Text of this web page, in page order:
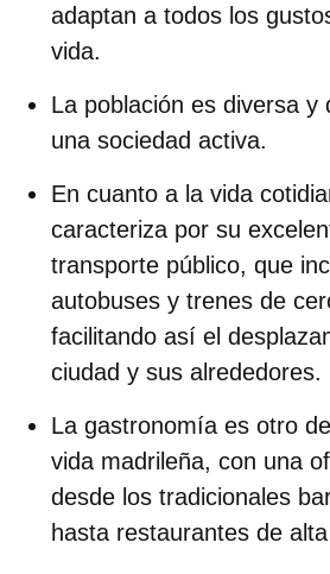
adaptan a todos los
vida.
La población es diversa y
una sociedad activa.
En cuanto a la vida
caracteriza por su
transporte público, que
autobuses y trenes de
facilitando así el
ciudad y sus alrededores.
La gastronomía es otro
vida madrileña, con una
desde los tradicionales
hasta restaurantes de